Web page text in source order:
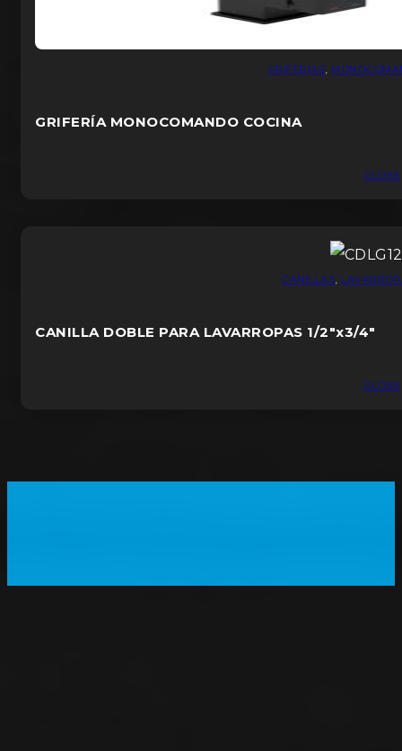
GRIFERIAS,
GRIFERÍA MONOCOMANDO COCINA
GLOSS
CANILLAS,
CANILLA DOBLE PARA LAVARROPAS 1/2″x3/4″
GLOSS